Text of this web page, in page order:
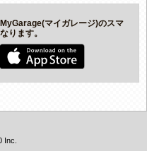
マイガレージ)のスマ
ります。
Inc.